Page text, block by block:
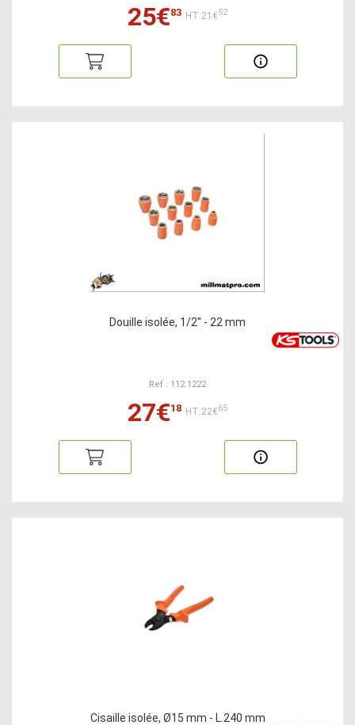
25€83 HT:21€52
Douille isolée, 1/2'' - 22 mm
Ref : 112.1222
27€18 HT:22€65
Cisaille isolée, Ø15 mm - L.240 mm